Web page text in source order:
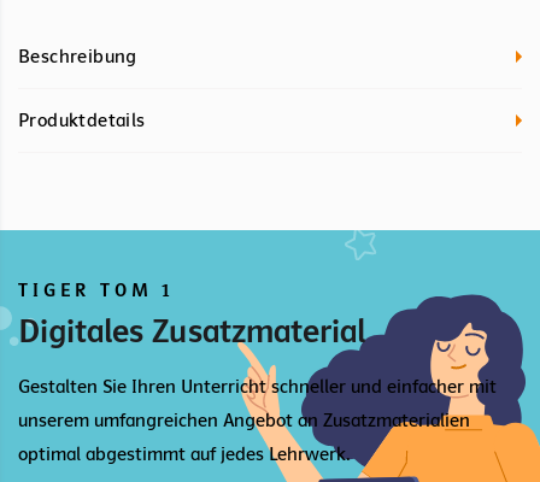
Beschreibung
Produktdetails
TIGER TOM 1
Digitales Zusatzmaterial
Gestalten Sie Ihren Unterricht schneller und einfacher mit
unserem umfangreichen Angebot an Zusatzmaterialien
optimal abgestimmt auf jedes Lehrwerk.